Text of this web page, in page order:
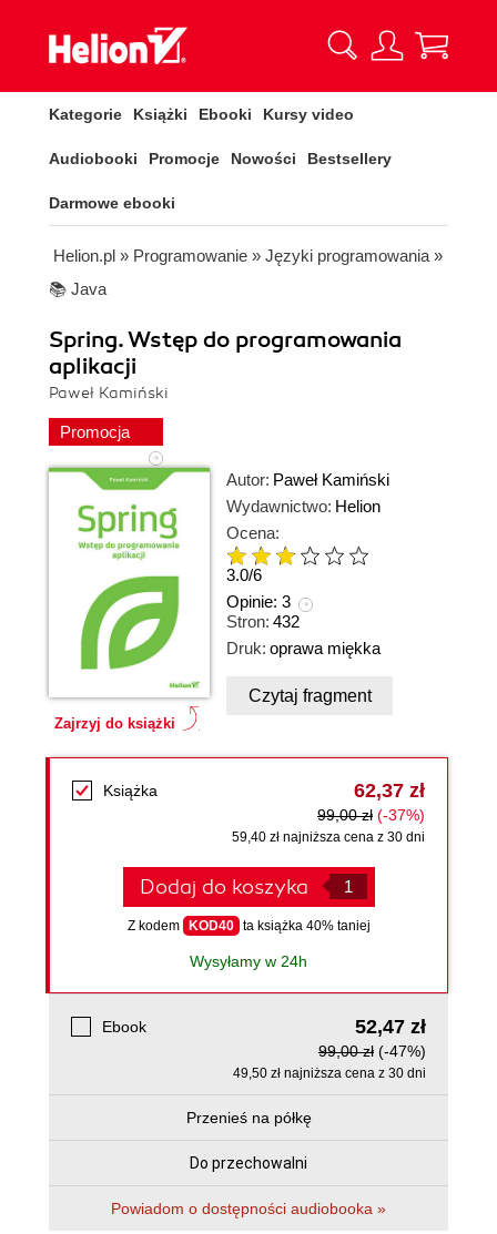
Kategorie Książki Ebooki Kursy video
Audiobooki Promocje Nowości Bestsellery
Darmowe ebooki
Helion.pl » Programowanie » Języki programowania »
📚 Java
Spring. Wstęp do programowania
aplikacji
Paweł Kamiński
Promocja
Zajrzyj do książki
Autor: Paweł Kamiński
Wydawnictwo: Helion
Ocena:
3.0/6
Opinie: 3
Stron: 432
Druk: oprawa miękka
Czytaj fragment
Książka 62,37 zł
99,00 zł (-37%)
59,40 zł najniższa cena z 30 dni
Dodaj do koszyka
Z kodem KOD40 ta książka 40% taniej
Wysyłamy w 24h
Ebook 52,47 zł
99,00 zł (-47%)
49,50 zł najniższa cena z 30 dni
Przenieś na półkę
Do przechowalni
Powiadom o dostępności audiobooka »